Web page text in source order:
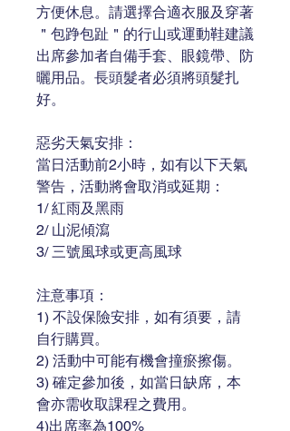
方便休息。請選擇合適衣服及穿著
＂包踭包趾＂的行山或運動鞋建議
出席參加者自備手套、眼鏡帶、防
曬用品。長頭髮者必須將頭髮扎
好。
惡劣天氣安排：
當日活動前2小時，如有以下天氣
警告，活動將會取消或延期：
1/ 紅雨及黑雨
2/ 山泥傾瀉
3/ 三號風球或更高風球
注意事項：
1) 不設保險安排，如有須要，請
自行購買。
2) 活動中可能有機會撞瘀擦傷。
3) 確定參加後，如當日缺席，本
會亦需收取課程之費用。
4)出席率為100%